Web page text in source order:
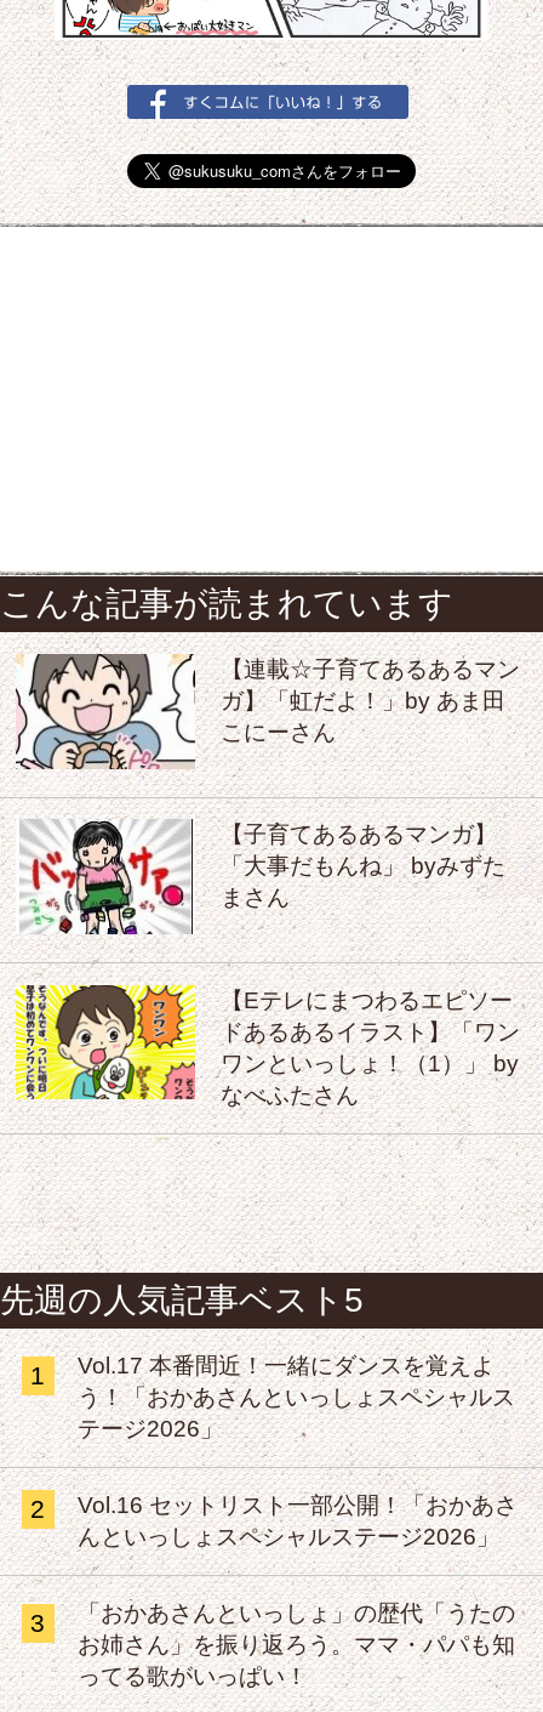
こんな記事が読まれています
【連載☆子育てあるあるマン
ガ】「虹だよ！」by あま田
こにーさん
【子育てあるあるマンガ】
「大事だもんね」 byみずた
まさん
【Eテレにまつわるエピソー
ドあるあるイラスト】「ワン
ワンといっしょ！（1）」 by
なべふたさん
先週の人気記事ベスト5
1
Vol.17 本番間近！一緒にダンスを覚えよ
う！「おかあさんといっしょスペシャルス
テージ2026」
2
Vol.16 セットリスト一部公開！「おかあさ
んといっしょスペシャルステージ2026」
3
「おかあさんといっしょ」の歴代「うたの
お姉さん」を振り返ろう。ママ・パパも知
ってる歌がいっぱい！